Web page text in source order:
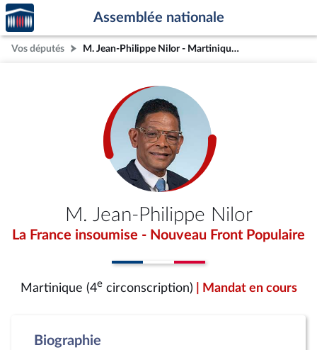
Aller au contenu
Aller en bas de la page
Accèder
à la
page
d'accueil
Assemblée nationale
Vos députés M. Jean-Philippe Nilor - Martinique (4e circonscription)
M. Jean-Philippe Nilor
La France insoumise - Nouveau Front Populaire
Martinique (4ecirconscription) | Mandat en cours
Biographie